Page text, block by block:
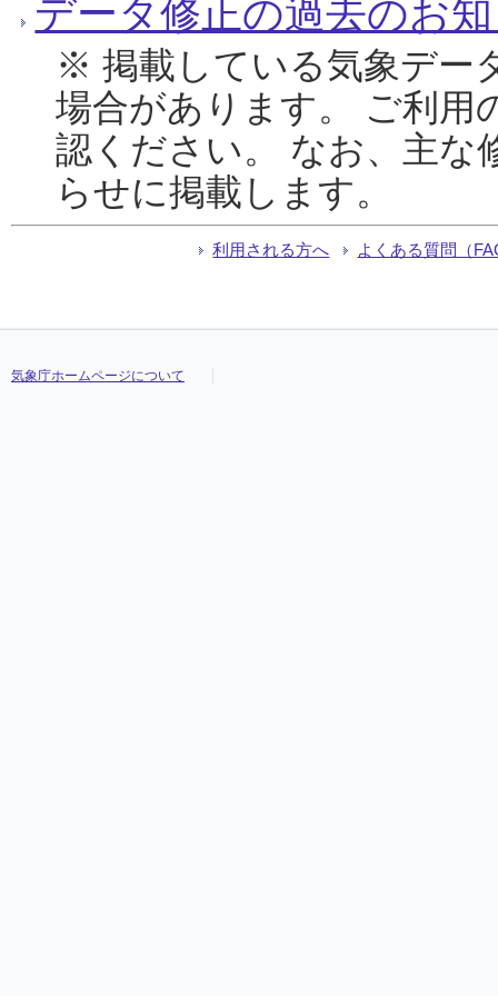
データ修正の過去のお
※ 掲載している気象デー
場合があります。 ご利用
認ください。 なお、主な
らせに掲載します。
利用される方へ よくある質問（
気象庁ホームページについて